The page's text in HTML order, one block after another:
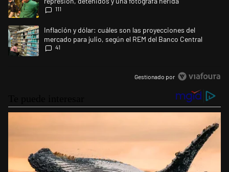
111
Un artículo de tendencia con el título "Inflación y dólar: cuáles son las
Inflación y dólar: cuáles son las proyecciones del
mercado para julio, según el REM del Banco Central
41
Gestionado por